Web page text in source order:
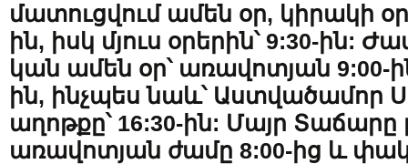
մատուցվում ամեն օր, կիրակի
ին, իսկ մյուս օրերին՝ 9:30-ին:
կան ամեն օր՝ առավոտյան 9:00-
ին, ինչպես նաև՝ Աստվածամոր
աղոթքը՝ 16:30-ին: Մայր
առավոտյան ժամը 8:00-ից և